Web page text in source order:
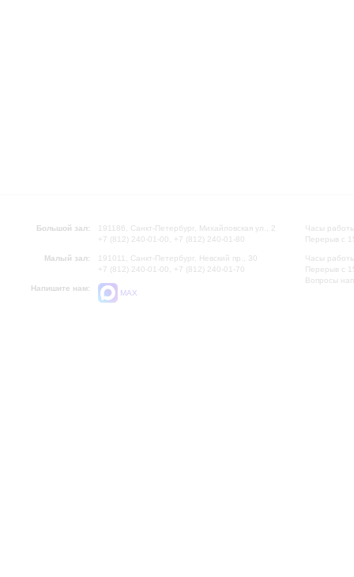
Большой зал:
191186, Санкт-Петербург, Михайловская ул., 2
+7 (812) 240-01-00, +7 (812) 240-01-80
Малый зал:
191011, Санкт-Петербург, Невский пр., 30
+7 (812) 240-01-00, +7 (812) 240-01-70
Напишите нам:
MAX
Часы
Перерыв с
Часы
Перерыв с
Вопросы